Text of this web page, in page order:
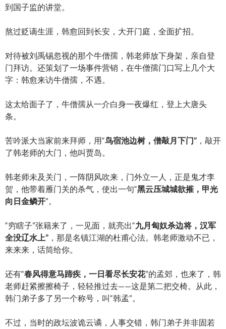
到国子监的讲堂。
熬过贬谪生涯，韩愈回到长安，大开门庭，全面扩招。
对待被刘禹锡忽视的那个牛僧孺，韩老师放下身架，亲自登
门拜访。还策划了一场事件营销，在牛僧孺门口写上几个大
字：韩愈来访牛僧孺，不遇。
这太给面子了，牛僧孺从一介白身一夜爆红，登上大唐头
条。
苦吟派大当家前来拜师，用“鸟宿池边树，僧敲月下门” ，敲开
了韩老师的大门，他叫贾岛。
韩老师未及关门，一阵阴风吹来，门外立一人，正是鬼才李
贺，他带着雁门关的杀气，使出一句“黑云压城城欲摧，甲光
向日金鳞开”。
“穷瞎子”张籍来了，一见面，就亮出“九月匈奴杀边将，汉军
全没辽水上” ，那是名镇江湖的杜甫心法。韩老师激动不已，
来来来，话筒给你。
还有“春风得意马蹄疾，一日看尽长安花”的孟郊，也来了，韩
老师赶紧擦擦椅子，轻轻推过去——这是第二把交椅。从此，
韩门弟子多了另一个称号，叫“韩孟”。
不过，当时的政坛波诡云谲，人事交错，韩门弟子并非固若